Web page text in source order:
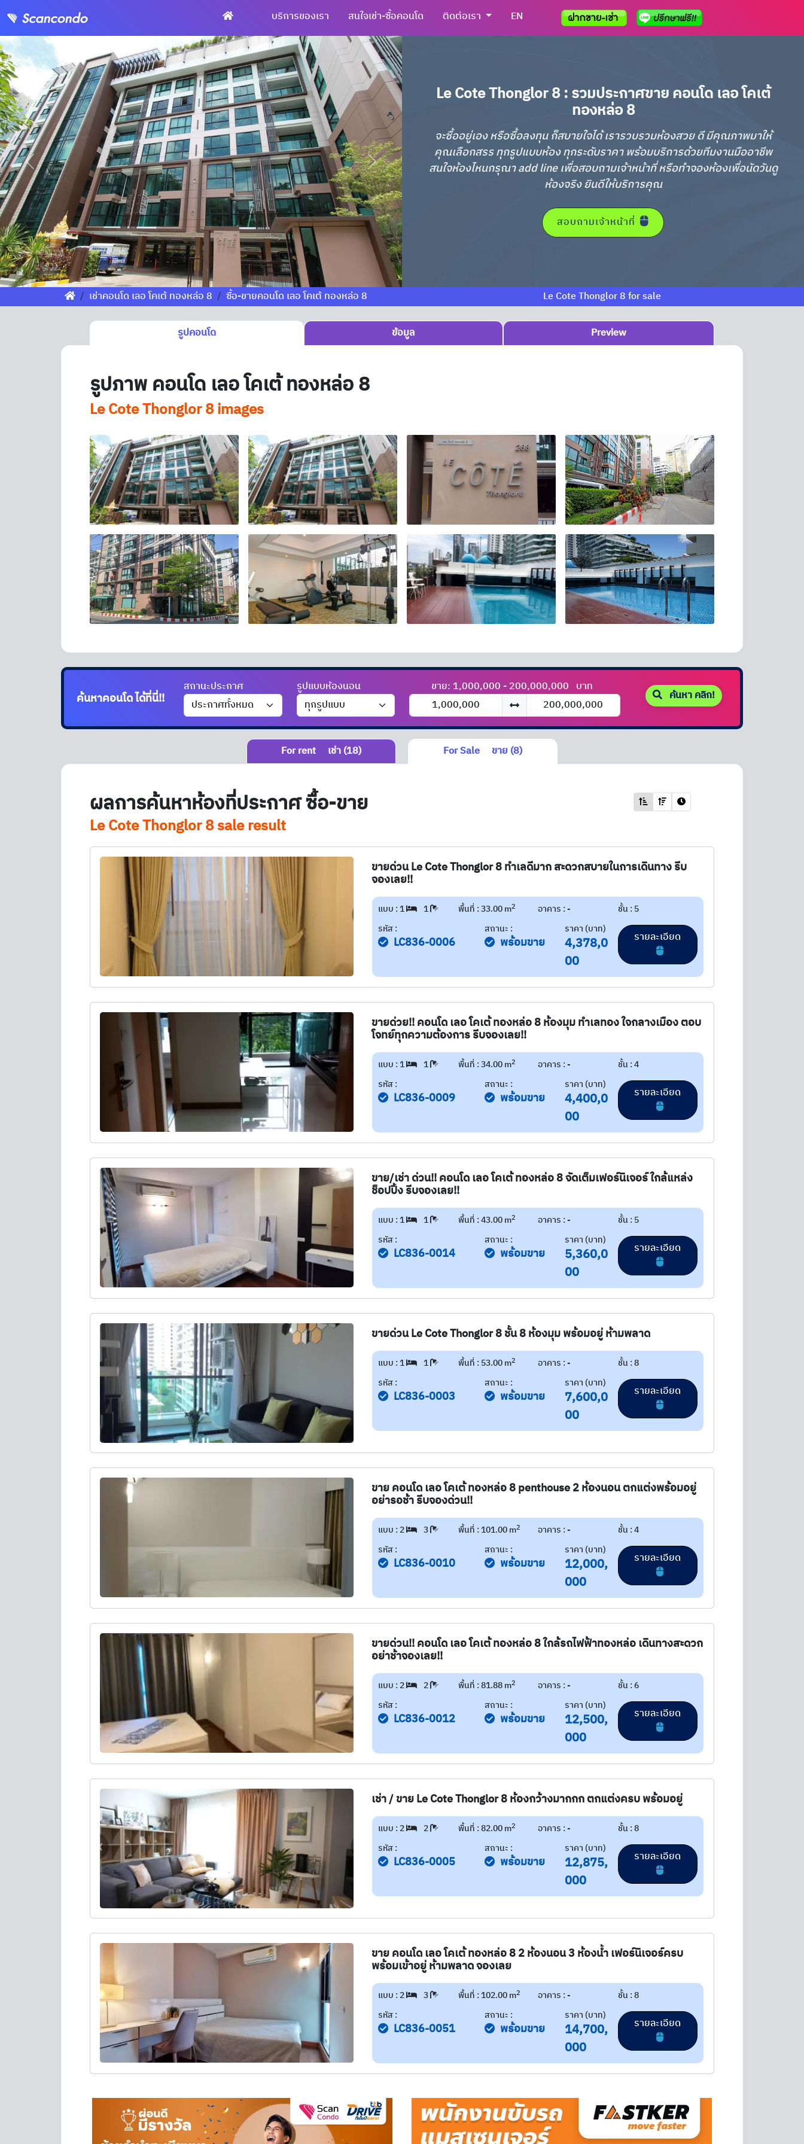
บริการของเรา สนใจเช่า-ซื้อคอนโด ติดต่อเรา EN
Le Cote Thonglor 8 : รวมประกาศขาย คอนโด เลอ โคเต้
ทองหล่อ 8
จะซื้ออยู่เอง หรือซื้อลงทุน ก็สบายใจได้ เรารวบรวมห้องสวย ดี มีคุณภาพมาให้
คุณเลือกสรร ทุกรูปแบบห้อง ทุกระดับราคา พร้อมบริการด้วยทีมงานมืออาชีพ
สนใจห้องไหนกรุณา add line เพื่อสอบถามเจ้าหน้าที่ หรือทำจองห้องเพื่อนัดวันดู
ห้องจริง ยินดีให้บริการคุณ
สอบถามเจ้าหน้าที่
เช่าคอนโด เลอ โคเต้ ทองหล่อ 8 ซื้อ-ขายคอนโด เลอ โคเต้ ทองหล่อ 8 Le Cote Thonglor 8 for sale
รูปคอนโด ข้อมูล Preview
รูปภาพ คอนโด เลอ โคเต้ ทองหล่อ 8
Le Cote Thonglor 8 images
ค้นหาคอนโดได้ที่นี่!!
สถานะประกาศ รูปแบบห้องนอน ขาย: 1,000,000 - 200,000,000 บาท
ค้นหา คลิก!
For rent เช่า (18) For Sale ขาย (8)
ผลการค้นหาห้องที่ประกาศ ซื้อ-ขาย
Le Cote Thonglor 8 sale result
ขายด่วน Le Cote Thonglor 8 ทำเลดีมาก สะดวกสบายในการเดินทาง รีบ
จองเลย!!
แบบ : 1 1 พื้นที่ : 33.00 m2 อาคาร : -
ชั้น : 5
รหัส :
LC836-0006
สถานะ :
พร้อมขาย
ราคา (บาท)
4,378,0
00
ขายด่วย!! คอนโด เลอ โคเต้ ทองหล่อ 8 ห้องมุม ทำเลทอง ใจกลางเมือง ตอบ
โจทย์ทุกความต้องการ รีบจองเลย!!
แบบ : 1 1 พื้นที่ : 34.00 m2 อาคาร : -
ชั้น : 4
รหัส :
LC836-0009
สถานะ :
พร้อมขาย
ราคา (บาท)
4,400,0
00
ขาย/เช่า ด่วน!! คอนโด เลอ โคเต้ ทองหล่อ 8 จัดเต็มเฟอร์นิเจอร์ ใกล้แหล่ง
ช็อปปิ้ง รีบจองเลย!!
แบบ : 1 1 พื้นที่ : 43.00 m2 อาคาร : -
ชั้น : 5
รหัส :
LC836-0014
สถานะ :
พร้อมขาย
ราคา (บาท)
5,360,0
00
ขายด่วน Le Cote Thonglor 8 ชั้น 8 ห้องมุม พร้อมอยู่ ห้ามพลาด
แบบ : 1 1 พื้นที่ : 53.00 m2 อาคาร : -
ชั้น : 8
รหัส :
LC836-0003
สถานะ :
พร้อมขาย
ราคา (บาท)
7,600,0
00
ขาย คอนโด เลอ โคเต้ ทองหล่อ 8 penthouse 2 ห้องนอน ตกแต่งพร้อมอยู่
อย่ารอช้า รีบจองด่วน!!
แบบ : 2 3 พื้นที่ : 101.00 m2 อาคาร : -
ชั้น : 4
รหัส :
LC836-0010
สถานะ :
พร้อมขาย
ราคา (บาท)
12,000,
000
ขายด่วน!! คอนโด เลอ โคเต้ ทองหล่อ 8 ใกล้รถไฟฟ้าทองหล่อ เดินทางสะดวก
อย่าช้าจองเลย!!
แบบ : 2 2 พื้นที่ : 81.88 m2 อาคาร : -
ชั้น : 6
รหัส :
LC836-0012
สถานะ :
พร้อมขาย
ราคา (บาท)
12,500,
000
เช่า / ขาย Le Cote Thonglor 8 ห้องกว้างมากกก ตกแต่งครบ พร้อมอยู่
แบบ : 2 2 พื้นที่ : 82.00 m2 อาคาร : -
ชั้น : 8
รหัส :
LC836-0005
สถานะ :
พร้อมขาย
ราคา (บาท)
12,875,
000
ขาย คอนโด เลอ โคเต้ ทองหล่อ 8 2 ห้องนอน 3 ห้องน้ำ เฟอร์นิเจอร์ครบ
พร้อมเข้าอยู่ ห้ามพลาด จองเลย
แบบ : 2 3 พื้นที่ : 102.00 m2 อาคาร : -
ชั้น : 8
รหัส :
LC836-0051
สถานะ :
พร้อมขาย
ราคา (บาท)
14,700,
000